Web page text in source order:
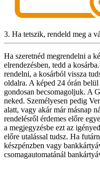
3. Ha tetszik, rendeld meg a
Ha szeretnéd megrendelni a
elrendezésben, tedd a
rendelni, a kosárból vissza
oldalra. A képed 24 órán
gondosan becsomagoljuk. A
neked. Személyesen pedig
alatt, vagy akár már másnap
rendelésről érdemes előre
a megjegyzésbe ezt az
előre utalással tudsz. Ha
készpénzben vagy
csomagautomatánál